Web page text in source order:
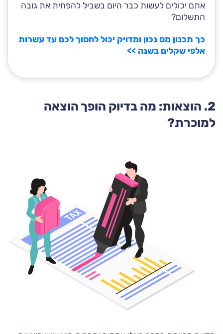
אתם יכולים לעשות כבר היום בשביל להפחית את גובה
התשלום?
כך תכנון מס נכון ומדויק יכול לחסוך לכם עד עשרות
אלפי שקלים בשנה >>
2. הוצאות: מה בדיוק הופך הוצאה
למוכרת?